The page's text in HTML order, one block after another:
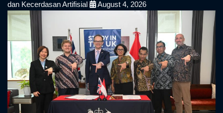
dan Kecerdasan Artifisial
August 4, 2026